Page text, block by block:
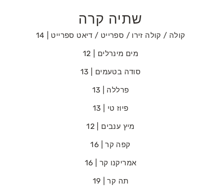
שתיה קרה
קולה‭ / ‬קולה‭ ‬זירו‭ / ‬ספרייט‭ / ‬דיאט‭ ‬ספרייט | 14
מים‭ ‬מינרלים | 12
סודה‭ ‬בטעמים | 13
פרללה | 13
פיוז‭ ‬טי | 13
מיץ‭ ‬ענבים | 12
קפה‭ ‬קר | 16
אמריקנו‭ ‬קר | 16
תה קר | 19